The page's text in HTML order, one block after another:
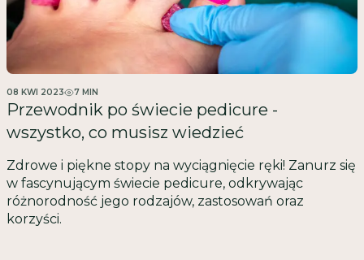
08 KWI 2023 7 MIN
Przewodnik po świecie pedicure -
wszystko, co musisz wiedzieć
Zdrowe i piękne stopy na wyciągnięcie ręki! Zanurz się
w fascynującym świecie pedicure, odkrywając
różnorodność jego rodzajów, zastosowań oraz
korzyści.